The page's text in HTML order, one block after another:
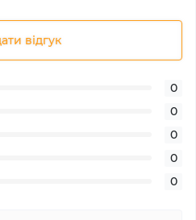
відгук
0
0
0
0
0